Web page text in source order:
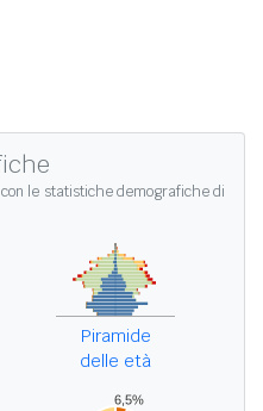
le statistiche demografiche di
Piramide
delle età